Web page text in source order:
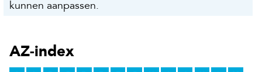
kunnen aanpassen.
AZ-index